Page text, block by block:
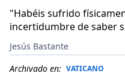
"Habéis sufrido
incertidumbre de saber
Jesús Bastante
Archivado en: VATICANO